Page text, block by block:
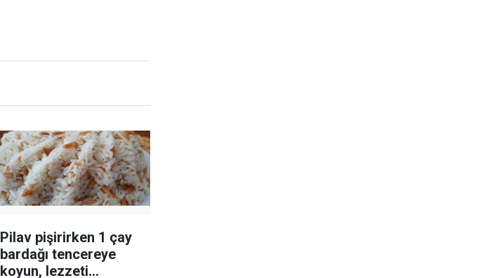
Pilav pişirirken 1 çay
bardağı tencereye
koyun, lezzeti